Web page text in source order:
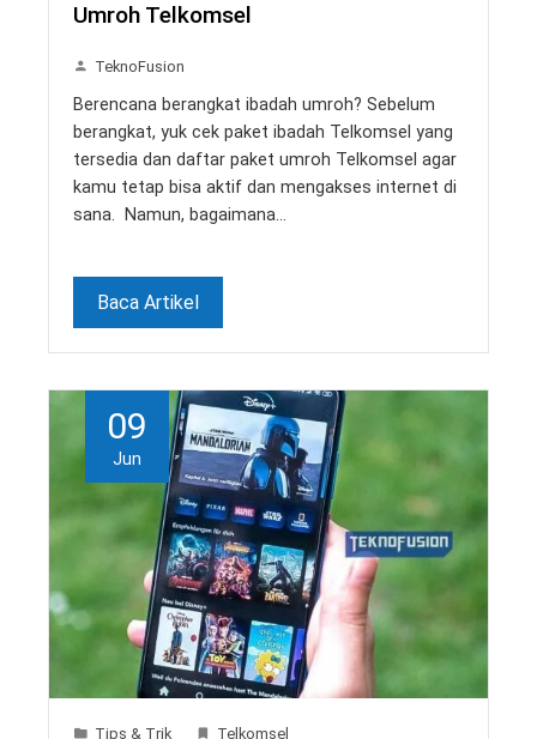
Umroh Telkomsel
TeknoFusion
Berencana berangkat ibadah umroh? Sebelum
berangkat, yuk cek paket ibadah Telkomsel yang
tersedia dan daftar paket umroh Telkomsel agar
kamu tetap bisa aktif dan mengakses internet di
sana. Namun, bagaimana…
Baca Artikel
09
Jun
Tips & Trik Telkomsel